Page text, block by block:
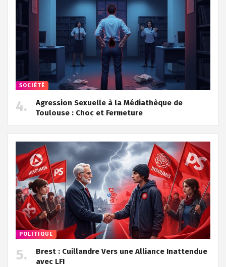
SOCIÉTÉ
Agression Sexuelle à la Médiathèque de
Toulouse : Choc et Fermeture
POLITIQUE
Brest : Cuillandre Vers une Alliance Inattendue
avec LFI